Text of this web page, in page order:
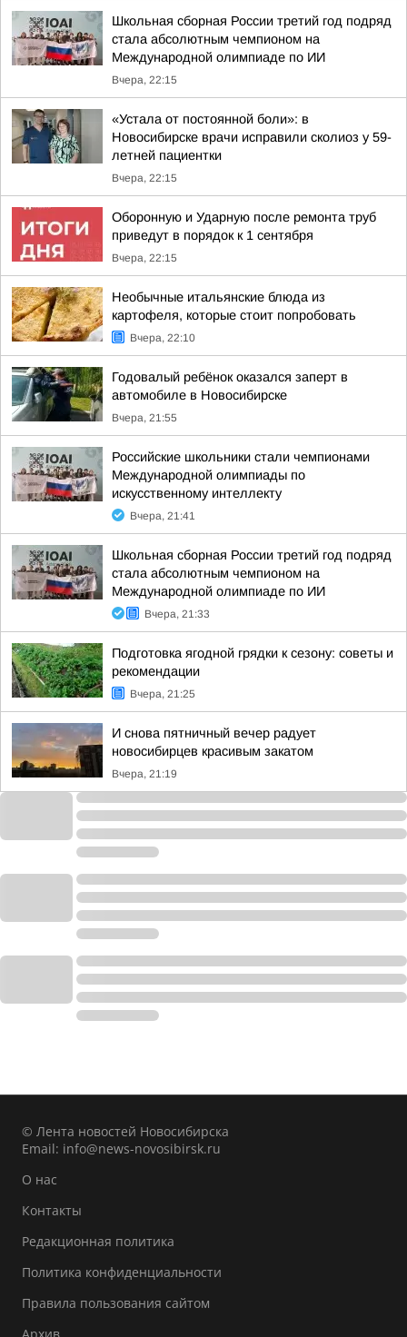
Школьная сборная России третий год подряд
стала абсолютным чемпионом на
Международной олимпиаде по ИИ
Вчера, 22:15
«Устала от постоянной боли»: в
Новосибирске врачи исправили сколиоз у 59-
летней пациентки
Вчера, 22:15
Оборонную и Ударную после ремонта труб
приведут в порядок к 1 сентября
Вчера, 22:15
Необычные итальянские блюда из
картофеля, которые стоит попробовать
Вчера, 22:10
Годовалый ребёнок оказался заперт в
автомобиле в Новосибирске
Вчера, 21:55
Российские школьники стали чемпионами
Международной олимпиады по
искусственному интеллекту
Вчера, 21:41
Школьная сборная России третий год подряд
стала абсолютным чемпионом на
Международной олимпиаде по ИИ
Вчера, 21:33
Подготовка ягодной грядки к сезону: советы и
рекомендации
Вчера, 21:25
И снова пятничный вечер радует
новосибирцев красивым закатом
Вчера, 21:19
© Лента новостей Новосибирска
Email: info@news-novosibirsk.ru
О нас
Контакты
Редакционная политика
Политика конфиденциальности
Правила пользования сайтом